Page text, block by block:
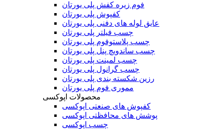
فوم زیره کفش پلی یورتان
کفپوش پلی یورتان
عایق لوله های دفنی پلی یورتان
چسب فیلتر پلی یورتان
چسب پلاستوفوم پلی یورتان
چسب ساندویچ پنل پلی یورتان
چسب لمینت پلی یورتان
چسب گرانول پلی یورتان
رزین شکسته بندی پلی یورتان
مموری فوم پلی یورتان
محصولات اپوکسی
کفپوش های صنعتی اپوکسی
پوشش های محافظتی اپوکسی
چسب اپوکسی